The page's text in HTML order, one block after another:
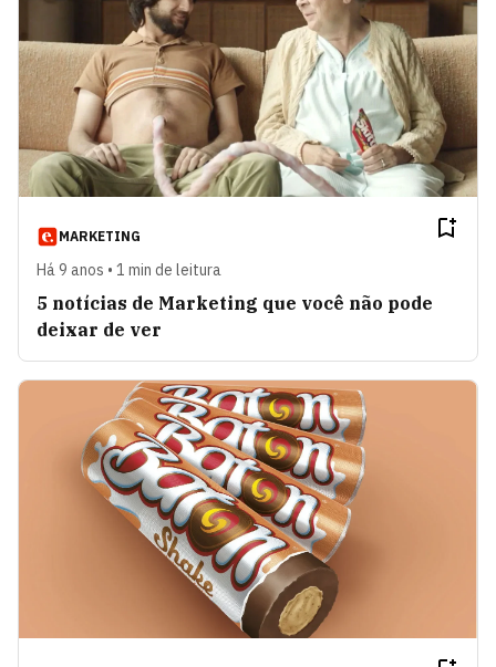
MARKETING
Há 9 anos • 1 min de leitura
5 notícias de Marketing que você não pode
deixar de ver